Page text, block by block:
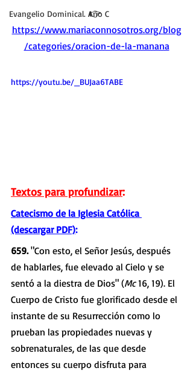
Evangelio Dominical. Año C
👉
https://www.mariaconnosotros.org/blog
/categories/oracion-de-la-manana
https://youtu.be/_BUJaa6TABE
Textos para profundizar:
Catecismo de la Iglesia Católica
(descargar PDF):
659. "Con esto, el Señor Jesús, después
de hablarles, fue elevado al Cielo y se
sentó a la diestra de Dios" (Mc 16, 19). El
Cuerpo de Cristo fue glorificado desde el
instante de su Resurrección como lo
prueban las propiedades nuevas y
sobrenaturales, de las que desde
entonces su cuerpo disfruta para